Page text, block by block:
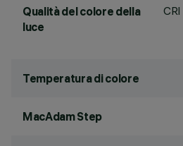
Qualità del colore della
luce
CRI
Temperatura di colore
MacAdam Step